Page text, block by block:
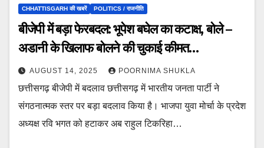
CHHATTISGARH की खबरें POLITICS / राजनीति
बीजेपी में बड़ा फेरबदल: भूपेश बघेल का कटाक्ष, बोले –
अडानी के खिलाफ बोलने की चुकाई कीमत…
AUGUST 14, 2025 POORNIMA SHUKLA
छत्तीसगढ़ बीजेपी में बदलाव छत्तीसगढ़ में भारतीय जनता पार्टी ने
संगठनात्मक स्तर पर बड़ा बदलाव किया है। भाजपा युवा मोर्चा के प्रदेश
अध्यक्ष रवि भगत को हटाकर अब राहुल टिकरिहा…